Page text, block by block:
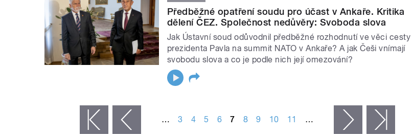
Předběžné opatření soudu pro účast v Ankaře. Kritika
dělení ČEZ. Společnost nedůvěry: Svoboda slova
Jak Ústavní soud odůvodnil předběžné rozhodnutí ve věci cesty
prezidenta Pavla na summit NATO v Ankaře? A jak Češi vnímají
svobodu slova a co je podle nich její omezování?
‹ předchozí … 3 4 5 6 7 8 9 10 11 … následující ›